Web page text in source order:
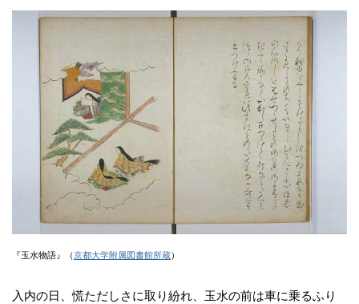
『玉水物語』（京都大学附属図書館所蔵）
入内の日、慌ただしさに取り紛れ、玉水の前は車に乗るふり